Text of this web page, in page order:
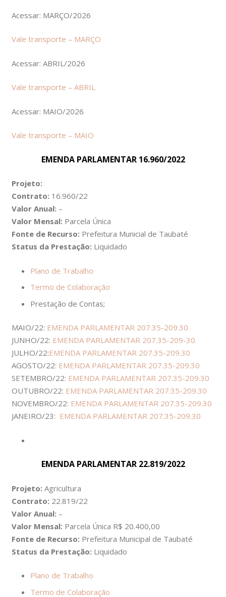
Acessar: MARÇO/2026
Vale transporte – MARÇO
Acessar: ABRIL/2026
Vale transporte – ABRIL
Acessar: MAIO/2026
Vale transporte – MAIO
EMENDA PARLAMENTAR 16.960/2022
Projeto:
Contrato: 16.960/22
Valor Anual: –
Valor Mensal: Parcela Única
Fonte de Recurso: Prefeitura Municial de Taubaté
Status da Prestação: Liquidado
Plano de Trabalho
Termo de Colaboração
Prestação de Contas;
MAIO/22: EMENDA PARLAMENTAR 207.35-209.30
JUNHO/22: EMENDA PARLAMENTAR 207.35-209-30
JULHO/22:EMENDA PARLAMENTAR 207.35-209.30
AGOSTO/22: EMENDA PARLAMENTAR 207.35-209.30
SETEMBRO/22: EMENDA PARLAMENTAR 207.35-209.30
OUTUBRO/22: EMENDA PARLAMENTAR 207.35-209.30
NOVEMBRO/22: EMENDA PARLAMENTAR 207.35-209.30
JANEIRO/23: EMENDA PARLAMENTAR 207.35-209.30
EMENDA PARLAMENTAR 22.819/2022
Projeto: Agricultura
Contrato: 22.819/22
Valor Anual: –
Valor Mensal: Parcela Única R$ 20.400,00
Fonte de Recurso: Prefeitura Municipal de Taubaté
Status da Prestação: Liquidado
Plano de Trabalho
Termo de Colaboração